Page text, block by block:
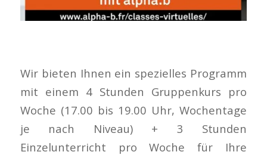
Wir bieten Ihnen ein spezielles Programm
mit einem 4 Stunden Gruppenkurs pro
Woche (17.00 bis 19.00 Uhr, Wochentage
je nach Niveau) + 3 Stunden
Einzelunterricht pro Woche für Ihre